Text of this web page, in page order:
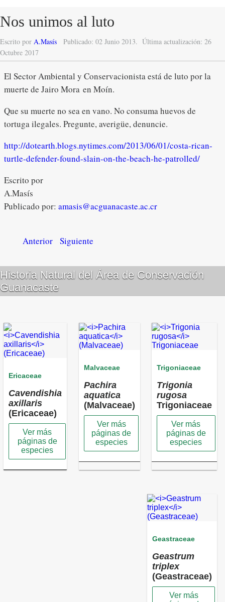
Nos unimos al luto
Escrito por A.Masís Publicado: 02 Junio 2013. Última actualización: 26
Octubre 2017
El Sector Ambiental y Conservacionista está de luto por la
muerte de Jairo Mora en Moín.
Que su muerte no sea en vano. No consuma huevos de
tortuga ilegales. Pregunte, averigüe, denuncie.
http://dotearth.blogs.nytimes.com/2013/06/01/costa-rican-
turtle-defender-found-slain-on-the-beach-he-patrolled/
Escrito por
A.Masís
Publicado por: amasis@acguanacaste.ac.cr
Anterior Siguiente
Historia Natural del Área de Conservación
Guanacaste
Ericaceae
Cavendishia
axillaris
(Ericaceae)
Ver más
páginas de
especies
Malvaceae
Pachira
aquatica
(Malvaceae)
Ver más
páginas de
especies
Trigoniaceae
Trigonia
rugosa
Trigoniaceae
Ver más
páginas de
especies
Geastraceae
Geastrum
triplex
(Geastraceae)
Ver más